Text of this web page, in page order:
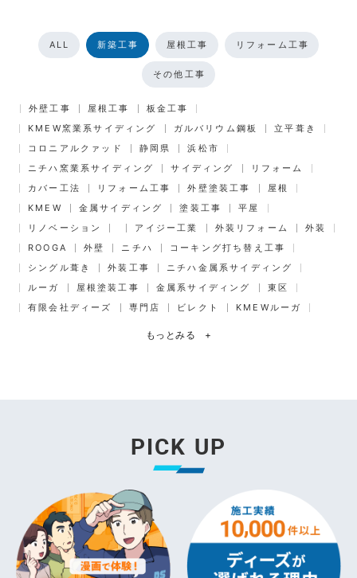
ALL 新築工事 屋根工事 リフォーム工事
その他工事
外壁工事 屋根工事
板金工事
KMEW窯業系サイディング
ガルバリウム鋼板
立平葺き
コロニアルクァッド
静岡県
浜松市
ニチハ窯業系サイディング
サイディング
リフォーム
カバー工法
リフォーム工事 外壁塗装工事
屋根
KMEW
金属サイディング 塗装工事
平屋
リノベーション
アイジー工業 外装リフォーム
外装
ROOGA
外壁 ニチハ
コーキング打ち替え工事
シングル葺き
外装工事
ニチハ金属系サイディング
ルーガ
屋根塗装工事 金属系サイディング
東区
有限会社ディーズ
専門店 ビレクト KMEWルーガ
もっとみる +
PICK UP